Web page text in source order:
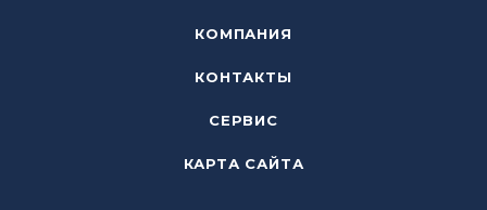
КОМПАНИЯ
КОНТАКТЫ
СЕРВИС
КАРТА САЙТА